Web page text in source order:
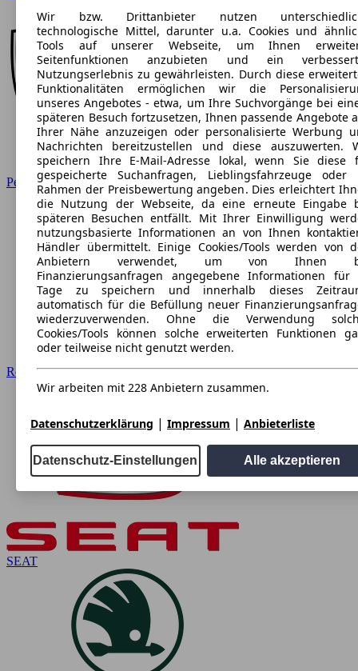
Peugeot
Renault
SEAT
Wir bzw. Drittanbieter nutzen
technologische Mittel, darunter u.a. Cookies und
Tools auf unserer Webseite, um Ihnen
Seitenfunktionen anzubieten und ein
Nutzungserlebnis zu gewährleisten. Durch diese
Funktionalitäten ermöglichen wir die
unseres Angebotes - etwa, um Ihre Suchvorgänge bei
späteren Besuch fortzusetzen, Ihnen passende Angebote
Ihrer Nähe anzuzeigen oder personalisierte Werbung
Nachrichten bereitzustellen und diese auszuwerten.
speichern Ihre E-Mail-Adresse lokal, wenn Sie diese
gespeicherte Suchanfragen, Lieblingsfahrzeuge oder
Rahmen der Preisbewertung angeben. Dies erleichtert
die Nutzung der Webseite, da eine erneute Eingabe
späteren Besuchen entfällt. Mit Ihrer Einwilligung
nutzungsbasierte Informationen an von Ihnen
Händler übermittelt. Einige Cookies/Tools werden von
Anbietern verwendet, um von Ihnen
Finanzierungsanfragen angegebene Informationen für
Tage zu speichern und innerhalb dieses
automatisch für die Befüllung neuer
wiederzuverwenden. Ohne die Verwendung
Cookies/Tools können solche erweiterten Funktionen
oder teilweise nicht genutzt werden.
Wir arbeiten mit 228 Anbietern zusammen.
Datenschutzerklärung | Impressum | Anbieterliste
Datenschutz-Einstellungen Alle akzeptieren